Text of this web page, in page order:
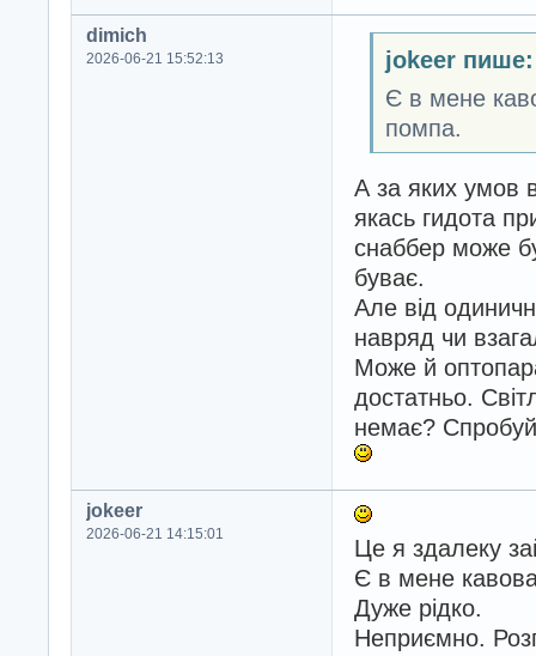
dimich
2026-06-21 15:52:13
jokeer пише:
Є в мене
помпа.
А за яких умов
якась гидота
снаббер може
буває.
Але від
навряд чи
Може й
достатньо.
немає?
jokeer
2026-06-21 14:15:01
Це я здалеку
Є в мене
Дуже рідко.
Неприємно.